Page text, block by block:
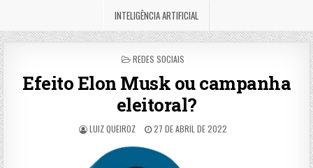
INTELIGÊNCIA ARTIFICIAL
POSTED
REDES SOCIAIS
Efeito Elon Musk ou campanha
eleitoral?
LUIZ QUEIROZ 27 DE ABRIL DE 2022